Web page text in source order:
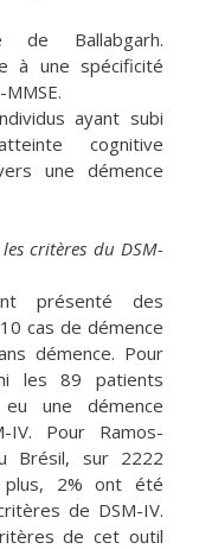
de Ballabgarh.
à une spécificité
ayant subi
cognitive
une démence
critères du DSM-
présenté des
cas de démence
démence. Pour
les 89 patients
une démence
IV. Pour Ramos-
Brésil, sur 2222
2% ont été
de DSM-IV.
de cet outil